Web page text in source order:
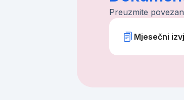
Preuzmite
Mjesečni